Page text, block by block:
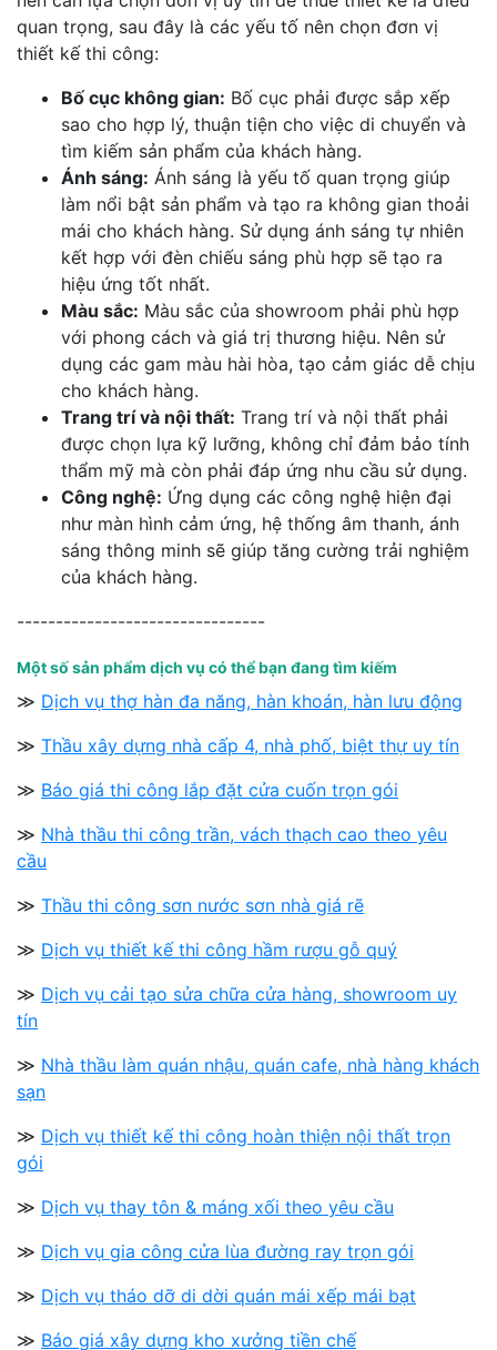
quan trọng, sau đây là các yếu tố nên chọn đơn vị
thiết kế thi công:
Bố cục không gian: Bố cục phải được sắp xếp
sao cho hợp lý, thuận tiện cho việc di chuyển và
tìm kiếm sản phẩm của khách hàng.
Ánh sáng: Ánh sáng là yếu tố quan trọng giúp
làm nổi bật sản phẩm và tạo ra không gian thoải
mái cho khách hàng. Sử dụng ánh sáng tự nhiên
kết hợp với đèn chiếu sáng phù hợp sẽ tạo ra
hiệu ứng tốt nhất.
Màu sắc: Màu sắc của showroom phải phù hợp
với phong cách và giá trị thương hiệu. Nên sử
dụng các gam màu hài hòa, tạo cảm giác dễ chịu
cho khách hàng.
Trang trí và nội thất: Trang trí và nội thất phải
được chọn lựa kỹ lưỡng, không chỉ đảm bảo tính
thẩm mỹ mà còn phải đáp ứng nhu cầu sử dụng.
Công nghệ: Ứng dụng các công nghệ hiện đại
như màn hình cảm ứng, hệ thống âm thanh, ánh
sáng thông minh sẽ giúp tăng cường trải nghiệm
của khách hàng.
--------------------------------
Một số sản phẩm dịch vụ có thể bạn đang tìm kiếm
≫ Dịch vụ thợ hàn đa năng, hàn khoán, hàn lưu động
≫ Thầu xây dựng nhà cấp 4, nhà phố, biệt thự uy tín
≫ Báo giá thi công lắp đặt cửa cuốn trọn gói
≫ Nhà thầu thi công trần, vách thạch cao theo yêu
cầu
≫ Thầu thi công sơn nước sơn nhà giá rẽ
≫ Dịch vụ thiết kế thi công hầm rượu gỗ quý
≫ Dịch vụ cải tạo sửa chữa cửa hàng, showroom uy
tín
≫ Nhà thầu làm quán nhậu, quán cafe, nhà hàng khách
sạn
≫ Dịch vụ thiết kế thi công hoàn thiện nội thất trọn
gói
≫ Dịch vụ thay tôn & máng xối theo yêu cầu
≫ Dịch vụ gia công cửa lùa đường ray trọn gói
≫ Dịch vụ tháo dỡ di dời quán mái xếp mái bạt
≫ Báo giá xây dựng kho xưởng tiền chế